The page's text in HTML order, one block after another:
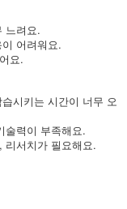
느려요.
어려워요.
요.
시키는 시간이 너무 오
술력이 부족해요.
리서치가 필요해요.